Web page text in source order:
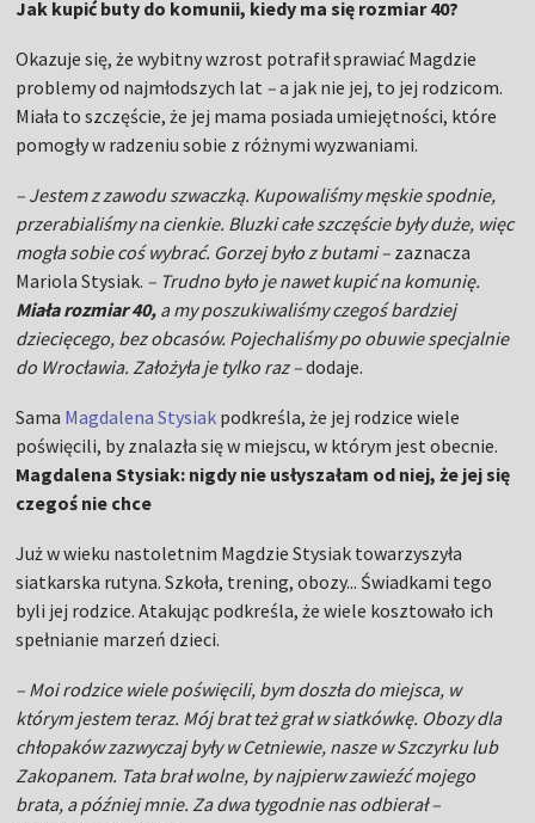
Mariola Stysiak.–Trudno było je nawet kupić na komunię.
Miała rozmiar 40,a my poszukiwaliśmy czegoś bardziej
dziecięcego, bez obcasów. Pojechaliśmy po obuwie specjalnie
do Wrocławia. Założyła je tylko raz –dodaje.
SamaMagdalena Stysiakpodkreśla, że jej rodzice wiele
poświęcili, by znalazła się w miejscu, w którym jest obecnie.
Magdalena Stysiak: nigdy nie usłyszałam od niej, że jej się
czegoś nie chce
Już w wieku nastoletnim Magdzie Stysiak towarzyszyła
siatkarska rutyna. Szkoła, trening, obozy... Świadkami tego
spełnianie marzeń dzieci.
– Moi rodzice wiele poświęcili, bym doszła do miejsca, w
którym jestem teraz. Mój brat też grał w siatkówkę. Obozy dla
Zakopanem. Tata brał wolne, by najpierw zawieźć mojego
brata, a później mnie. Za dwa tygodnie nas odbierał –
wspomina atakująca.
na trening, przyjechać po mnie i mnie dowieźć. Tak było trzy
razy w tygodniu. Nie dość, że miała pracę, to jeszcze była
naszym kierowcą.Nigdy nie usłyszałam od niej, że jej się
czegoś nie chce.Wręcz kiedy mi się nie chciało, to mnie
namawiała.Czekała przy oknie i oglądała, kiedy trenowałam